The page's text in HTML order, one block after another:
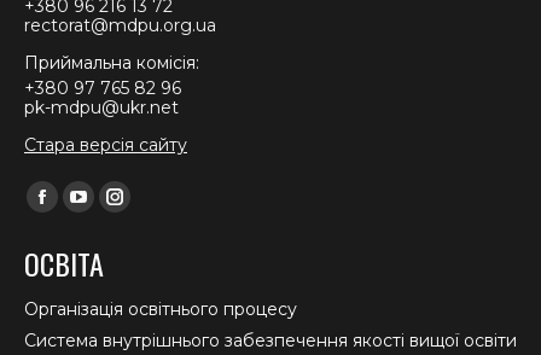
+380 96 216 13 72
rectorat@mdpu.org.ua
Приймальна комісія:
+380 97 765 82 96
pk-mdpu@ukr.net
Стара версія сайту
Find us on:
Facebook
opens
in
new
YouTube
opens
in
new
Instagram
in
new
ОСВІТА
Організація освітнього процесу
Система внутрішнього забезпечення якості вищої освіти